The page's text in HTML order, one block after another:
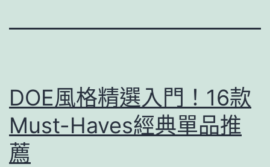
DOE風格精選入門！16款
Must-Haves經典單品推
薦